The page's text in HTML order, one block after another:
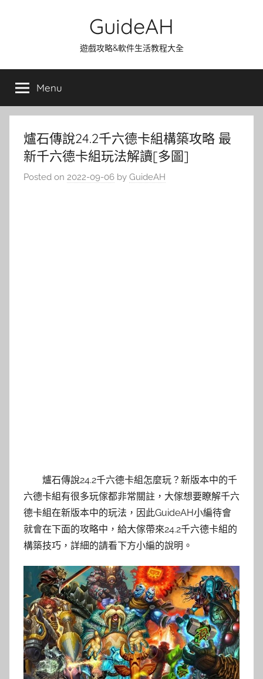
GuideAH
遊戲攻略&軟件生活教程大全
Menu
爐石傳說24.2千六德卡組構築攻略 最
新千六德卡組玩法解讀[多圖]
Posted on 2022-09-06 by GuideAH
爐石傳說24.2千六德卡組怎麼玩？新版本中的千
六德卡組有很多玩傢都非常關註，大傢想要瞭解千六
德卡組在新版本中的玩法，因此GuideAH小編待會
就會在下面的攻略中，給大傢帶來24.2千六德卡組的
構築技巧，詳細的請看下方小編的說明。